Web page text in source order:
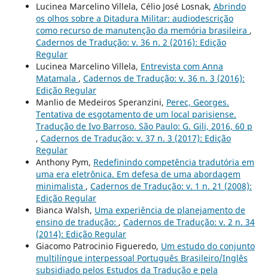
Lucinea Marcelino Villela, Célio José Losnak, Abrindo
os olhos sobre a Ditadura Militar: audiodescrição
como recurso de manutenção da memória brasileira ,
Cadernos de Tradução: v. 36 n. 2 (2016): Edição
Regular
Lucinea Marcelino Villela, Entrevista com Anna
Matamala , Cadernos de Tradução: v. 36 n. 3 (2016):
Edição Regular
Manlio de Medeiros Speranzini, Perec, Georges.
Tentativa de esgotamento de um local parisiense.
Tradução de Ivo Barroso. São Paulo: G. Gili, 2016, 60 p
, Cadernos de Tradução: v. 37 n. 3 (2017): Edição
Regular
Anthony Pym, Redefinindo competência tradutória em
uma era eletrônica. Em defesa de uma abordagem
minimalista , Cadernos de Tradução: v. 1 n. 21 (2008):
Edição Regular
Bianca Walsh, Uma experiência de planejamento de
ensino de tradução: , Cadernos de Tradução: v. 2 n. 34
(2014): Edição Regular
Giacomo Patrocinio Figueredo, Um estudo do conjunto
multilíngue interpessoal Português Brasileiro/Inglês
subsidiado pelos Estudos da Tradução e pela